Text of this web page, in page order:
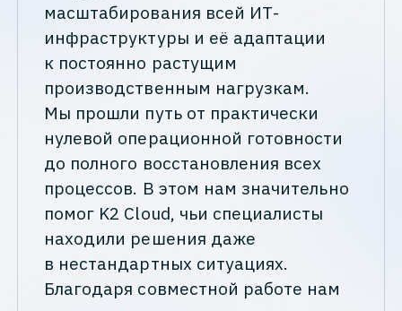
масштабирования всей ИТ-
инфраструктуры и её адаптации
к постоянно растущим
производственным нагрузкам.
Мы прошли путь от практически
нулевой операционной готовности
до полного восстановления всех
процессов. В этом нам значительно
помог K2 Cloud, чьи специалисты
находили решения даже
в нестандартных ситуациях.
Благодаря совместной работе нам